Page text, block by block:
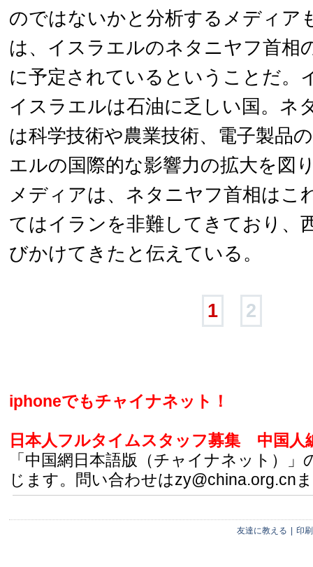
のではないかと分析するメディア
は、イスラエルのネタニヤフ首相
に予定されているということだ。
イスラエルは石油に乏しい国。ネ
は科学技術や農業技術、電子製品
エルの国際的な影響力の拡大を図
メディアは、ネタニヤフ首相はこ
てはイランを非難してきており、
びかけてきたと伝えている。
1 2
iphoneでもチャイナネット！
日本人フルタイムスタッフ募集
中国人
「中国網日本語版（チャイナネット）」
じます。問い合わせはzy@china.org.cn
友達に教える 印刷